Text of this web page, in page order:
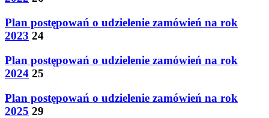
Plan postępowań o udzielenie zamówień na rok
2023 24
Plan postępowań o udzielenie zamówień na rok
2024 25
Plan postępowań o udzielenie zamówień na rok
2025 29